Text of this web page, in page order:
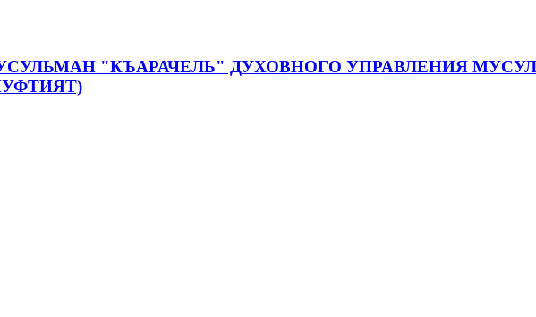
"КЪАРАЧЕЛЬ" ДУХОВНОГО УПРАВЛЕНИЯ